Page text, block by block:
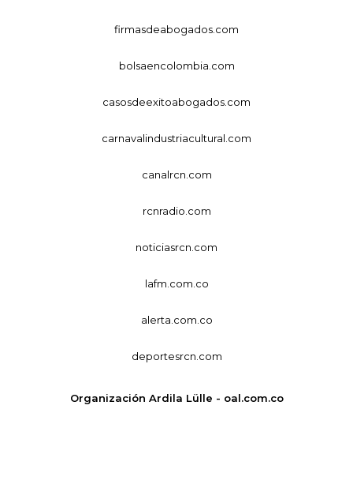
firmasdeabogados.com
bolsaencolombia.com
casosdeexitoabogados.com
carnavalindustriacultural.com
canalrcn.com
rcnradio.com
noticiasrcn.com
lafm.com.co
alerta.com.co
deportesrcn.com
Organización Ardila Lülle - oal.com.co